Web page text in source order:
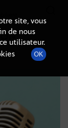
site, vous
de nous
utilisateur.
OK